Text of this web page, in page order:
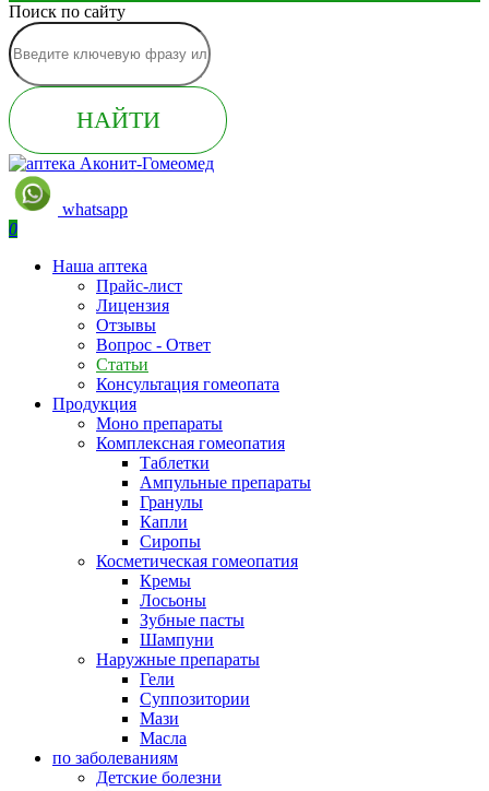
Поиск по сайту
НАЙТИ
whatsapp
0
Наша аптека
Прайс-лист
Лицензия
Отзывы
Вопрос - Ответ
Статьи
Консультация гомеопата
Продукция
Моно препараты
Комплексная гомеопатия
Таблетки
Ампульные препараты
Гранулы
Капли
Сиропы
Косметическая гомеопатия
Кремы
Лосьоны
Зубные пасты
Шампуни
Наружные препараты
Гели
Суппозитории
Мази
Масла
по заболеваниям
Детские болезни